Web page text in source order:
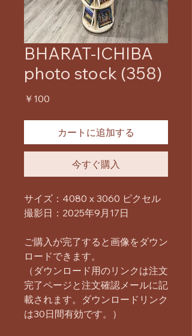
BHARAT-ICHIBA
photo stock (358)
￥100
カートに追加する
今すぐ購入
サイズ：4080 x 3060 ピクセル
撮影日：2025年9月17日
ご購入が完了すると画像をダウン
ロードできます。
（ダウンロード用のリンクは注文
完了ページと注文確認メールに記
載されます。ダウンロードリンク
は30日間有効です。）